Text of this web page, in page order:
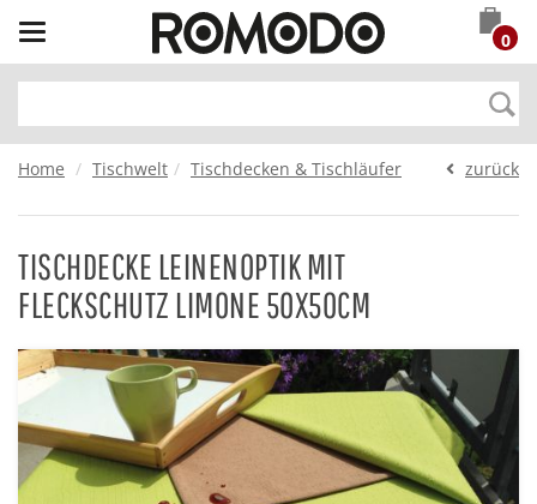
Toggle
navigation
0
Home Tischwelt Tischdecken & Tischläufer zurück
TISCHDECKE LEINENOPTIK MIT
FLECKSCHUTZ LIMONE 50X50CM